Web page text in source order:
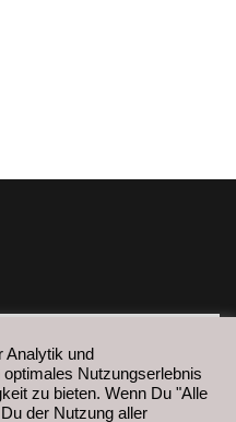
HIER:
Analytik und
Nutzungserlebnis
zu bieten. Wenn Du "Alle
der Nutzung aller